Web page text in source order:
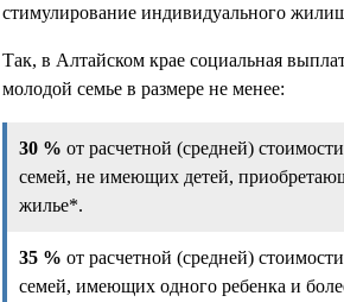
стимулирование индивидуального
Так, в Алтайском крае социальная
молодой семье в размере не менее:
30 % от расчетной (средней)
семей, не имеющих детей,
жилье*.
35 % от расчетной (средней)
семей, имеющих одного ребенка и